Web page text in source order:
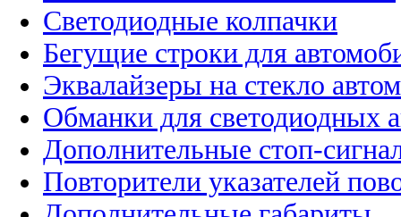
Светодиодные колпачки
Бегущие строки для
Эквалайзеры на стекло
Обманки для светодиодных
Дополнительные стоп-
Повторители указателей